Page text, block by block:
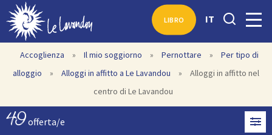
LIBRO IT
Accoglienza » Il mio soggiorno » Pernottare »
Per tipo di
alloggio
» Alloggi in affitto a Le Lavandou »
Alloggi in affitto nel
centro di Le Lavandou
49offerta/e